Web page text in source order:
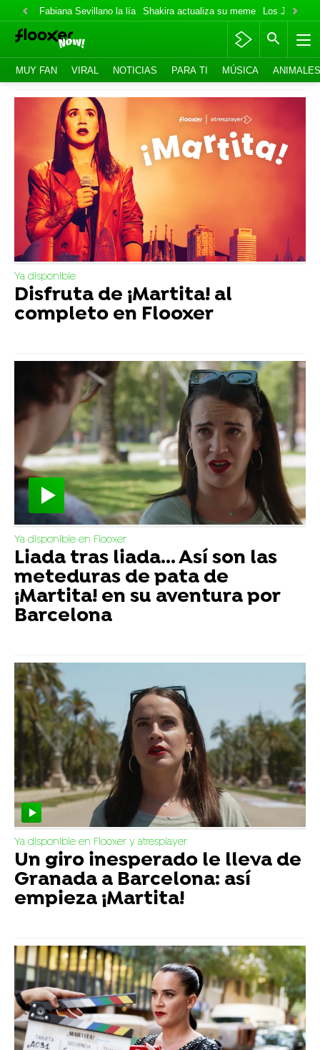
Fabiana Sevillano la lía Shakira actualiza su meme Los Jonas
MUY FAN VIRAL NOTICIAS PARA TI MÚSICA ANIMALES
Ya disponible
Disfruta de ¡Martita! al
completo en Flooxer
Ya disponible en Flooxer
Liada tras liada... Así son las
meteduras de pata de
¡Martita! en su aventura por
Barcelona
Ya disponible en Flooxer y atresplayer
Un giro inesperado le lleva de
Granada a Barcelona: así
empieza ¡Martita!